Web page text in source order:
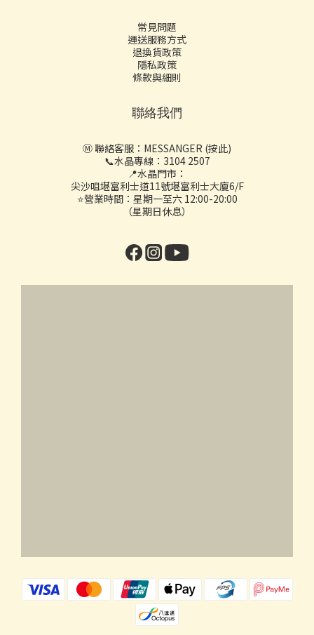
常見問題
運送服務方式
退換貨政策
隱私政策
條款與細則
聯絡我們
Ⓜ️ 聯絡客服： MESSANGER (按此)
📞水晶專線：3104 2507
📍水晶門市：
尖沙咀堪富利士道11號堪富利士大廈6/F
⭐營業時間：星期一至六 12:00-20:00
（星期日休息）